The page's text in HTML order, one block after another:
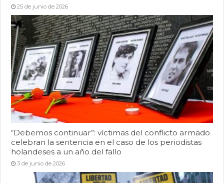
25 de junio de 2026
“Debemos continuar”: víctimas del conflicto armado
celebran la sentencia en el caso de los periodistas
holandeses a un año del fallo
3 de junio de 2026